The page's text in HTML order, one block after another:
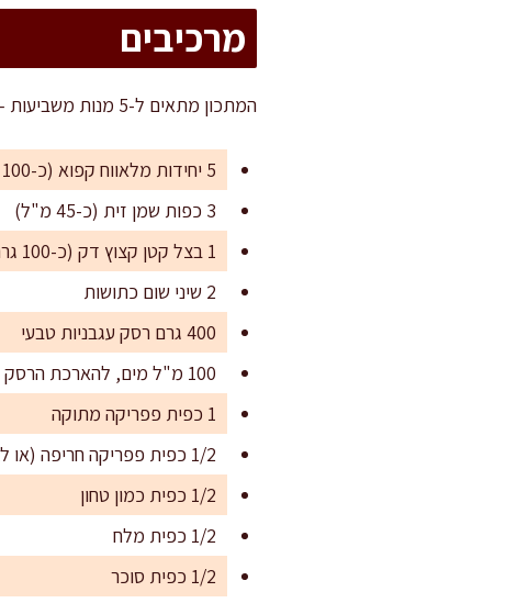
מרכיבים
המתכון מתאים ל-5 מנות משביעות – מעולה לארוחת ערב קלילה או כנשנוש משביע עם טוויסט מזרח-תיכוני.
5 יחידות מלאווח קפוא (כ-100 גרם ליחידה)
3 כפות שמן זית (כ-45 מ"ל)
1 בצל קטן קצוץ דק (כ-100 גרם)
2 שיני שום כתושות
400 גרם רסק עגבניות טבעי
100 מ"ל מים, להארכת הרסק
1 כפית פפריקה מתוקה
1/2 כפית פפריקה חריפה (או לצלמים – פלפל שאטה גרוס)
1/2 כפית כמון טחון
1/2 כפית מלח
1/2 כפית סוכר